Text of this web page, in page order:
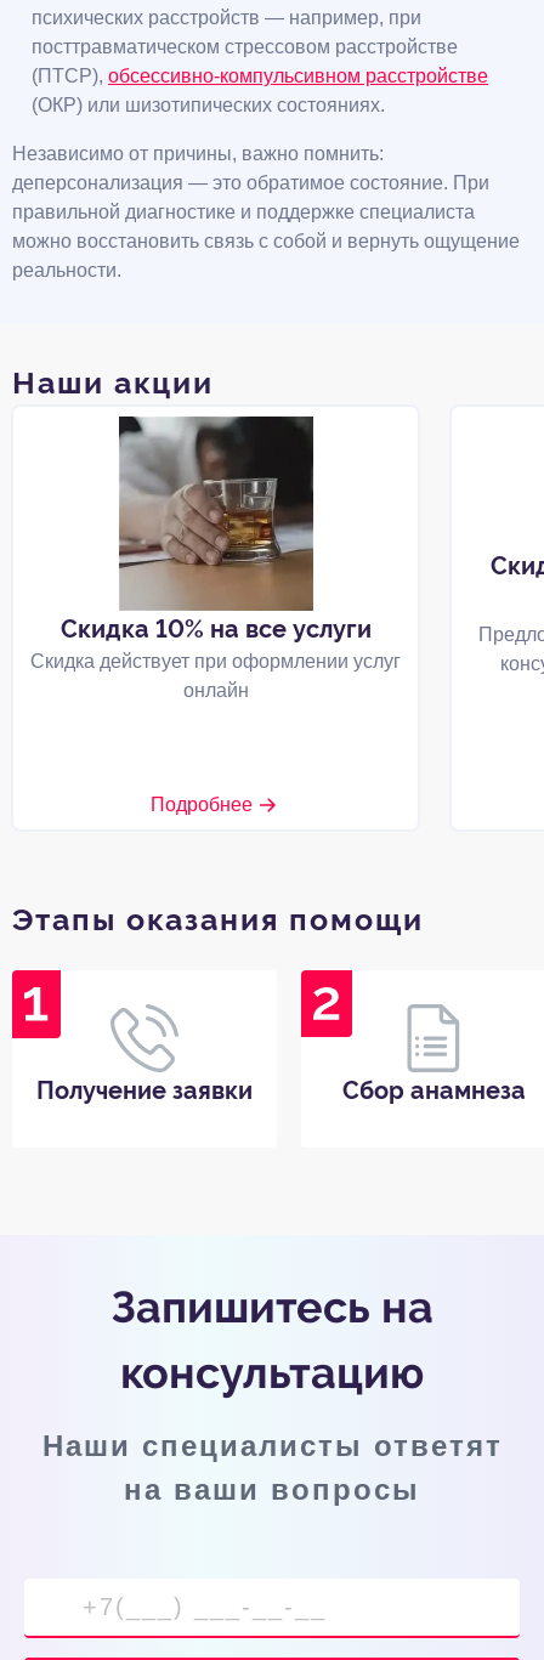
психических расстройств — например, при
посттравматическом стрессовом расстройстве
(ПТСР), обсессивно-компульсивном расстройстве
(ОКР) или шизотипических состояниях.
Независимо от причины, важно помнить:
деперсонализация — это обратимое состояние. При
правильной диагностике и поддержке специалиста
можно восстановить связь с собой и вернуть ощущение
реальности.
Наши акции
Скидка 10% на все услуги
Скидка действует при оформлении услуг
онлайн
Подробнее
Этапы оказания помощи
Получение заявки Сбор анамнеза
Запишитесь на
консультацию
Наши специалисты ответят
на ваши вопросы